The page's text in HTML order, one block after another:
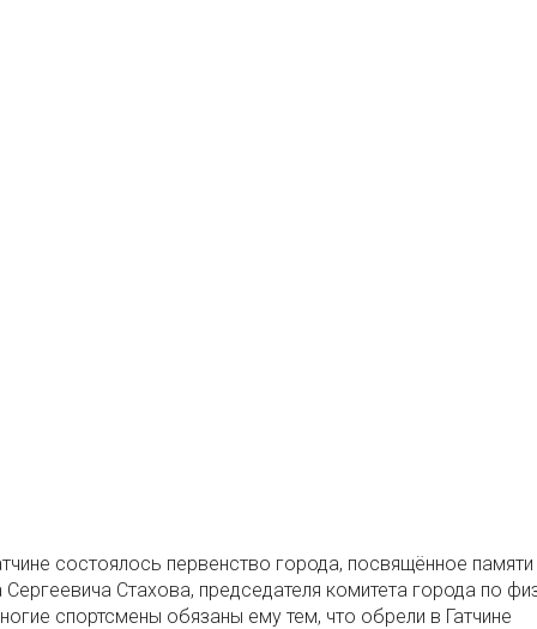
состоялось первенство города, посвящённое памяти
Стахова, председателя комитета города по
спортсмены обязаны ему тем, что обрели в Гатчине